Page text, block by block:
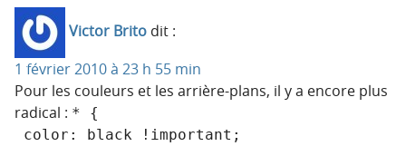
Victor Brito dit :
1 février 2010 à 23 h 55 min
Pour les couleurs et les arrière-plans, il y a encore plus
radical : * {
color: black !important;